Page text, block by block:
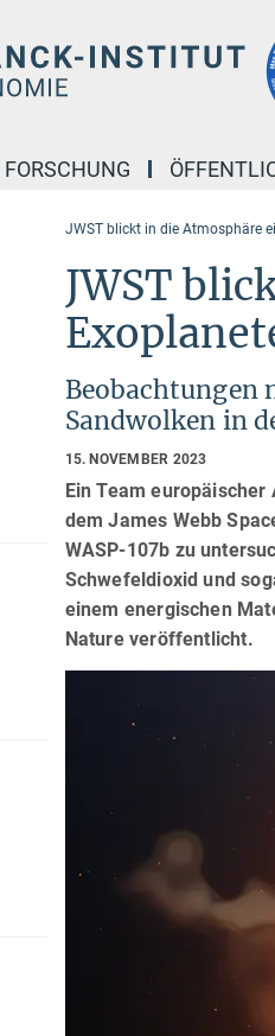
FORSCHUNG
JWST blickt in die Atmosphäre
JWST
Beobachtungen
Sandwolken in
15. NOVEMBER 2023
Ein Team
dem James Webb
WASP-107b zu
Schwefeldioxid und
einem energischen
Nature veröffentlicht.